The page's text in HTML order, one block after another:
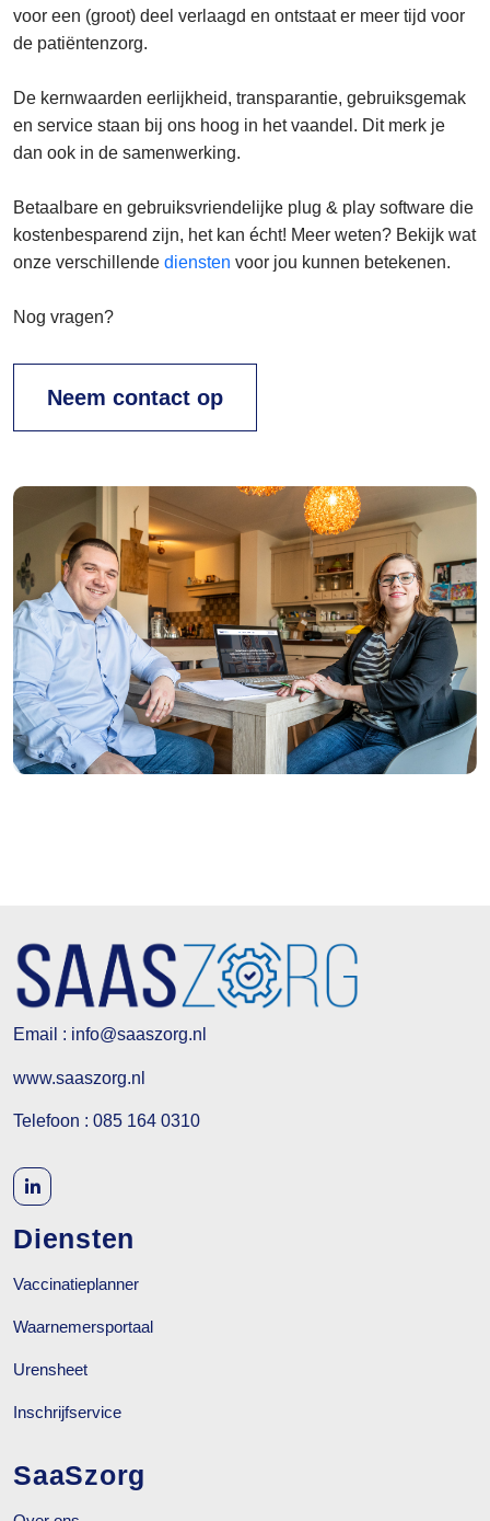
voor een (groot) deel verlaagd en ontstaat er meer tijd voor
de patiëntenzorg.
De kernwaarden eerlijkheid, transparantie, gebruiksgemak
en service staan bij ons hoog in het vaandel. Dit merk je
dan ook in de samenwerking.
Betaalbare en gebruiksvriendelijke plug & play software die
kostenbesparend zijn, het kan écht! Meer weten? Bekijk wat
onze verschillende diensten voor jou kunnen betekenen.
Nog vragen?
Neem contact op
Email : info@saaszorg.nl
www.saaszorg.nl
Telefoon : 085 164 0310
Diensten
Vaccinatieplanner
Waarnemersportaal
Urensheet
Inschrijfservice
SaaSzorg